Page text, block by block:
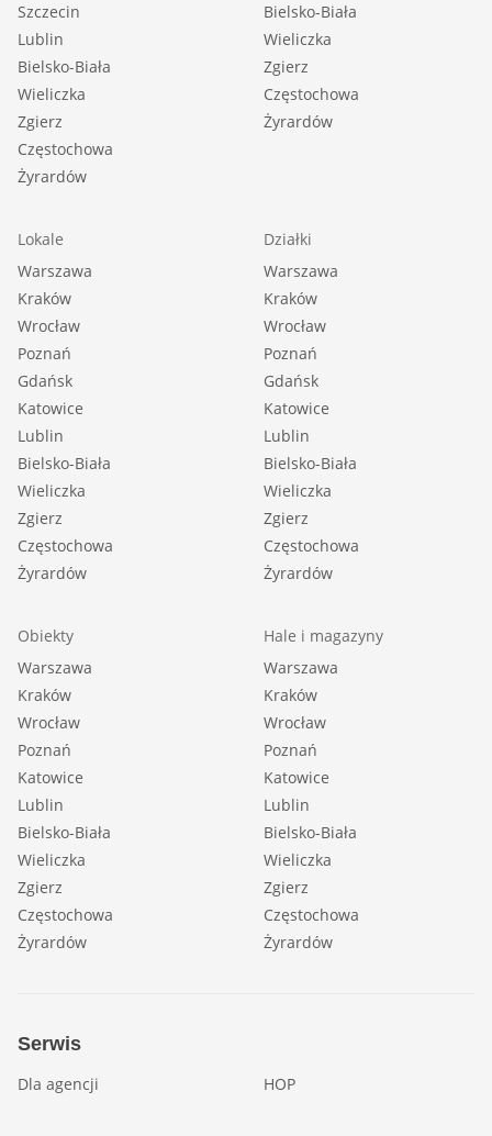
Szczecin
Lublin
Bielsko-Biała
Wieliczka
Zgierz
Częstochowa
Żyrardów
Bielsko-Biała
Wieliczka
Zgierz
Częstochowa
Żyrardów
Lokale
Warszawa
Kraków
Wrocław
Poznań
Gdańsk
Katowice
Lublin
Bielsko-Biała
Wieliczka
Zgierz
Częstochowa
Żyrardów
Działki
Warszawa
Kraków
Wrocław
Poznań
Gdańsk
Katowice
Lublin
Bielsko-Biała
Wieliczka
Zgierz
Częstochowa
Żyrardów
Obiekty
Warszawa
Kraków
Wrocław
Poznań
Katowice
Lublin
Bielsko-Biała
Wieliczka
Zgierz
Częstochowa
Żyrardów
Hale i magazyny
Warszawa
Kraków
Wrocław
Poznań
Katowice
Lublin
Bielsko-Biała
Wieliczka
Zgierz
Częstochowa
Żyrardów
Serwis
Dla agencji HOP